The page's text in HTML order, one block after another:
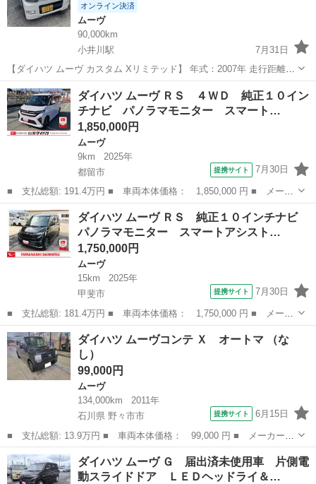
オンライン決済
ムーヴ
90,000km
小井川駅
7月31日
【ダイハツ ムーヴ カスタム Xリミテッド】 年式：2007年 走行距離：
90000km カラー：パールホワイト 車検：2026年2月まで 排気量：
660cc このムーヴ カスタム Xリミ...
山梨 甲府市 小井川駅 ムーヴ
ダイハツ ムーヴ ＲＳ ４ＷＤ 純正１０イン
チナビ パノラマモニター スマート…
1,850,000円
ムーヴ
9km
2025年
都留市
提携サイト 7月30日
■ 支払総額: 191.4万円 ■ 車両本体価格： 1,850,000 円 ■ メーカ
ー名： ダイハツ ■ 車種名： ムーヴ ■ グレード名： ＲＳ ４
ＷＤ 純正１０インチナビ パノラマモニター スマートアシスト・
フルＬＥ...
山梨 都留市 ムーヴ
ダイハツ ムーヴ ＲＳ 純正１０インチナビ
パノラマモニター スマートアシスト…
1,750,000円
ムーヴ
15km
2025年
甲斐市
提携サイト 7月30日
■ 支払総額: 181.4万円 ■ 車両本体価格： 1,750,000 円 ■ メーカ
ー名： ダイハツ ■ 車種名： ムーヴ ■ グレード名： ＲＳ 純
正１０インチナビ パノラマモニター スマートアシスト・フルＬＥ
Ｄヘッド...
山梨 甲斐市 ムーヴ
ダイハツ ムーヴコンテ Ｘ オートマ （な
し）
99,000円
ムーヴ
134,000km
2011年
石川県 野々市市
提携サイト 6月15日
■ 支払総額: 13.9万円 ■ 車両本体価格： 99,000 円 ■ メーカー
名： ダイハツ ■ 車種名： ムーヴコンテ ■ グレード名： Ｘ
オートマ ■ 排気量： 660cc ■ ドア枚数： 5D ■ ミッション：
...
石川 野々市市
ダイハツ ムーヴ Ｇ 届出済未使用車 片側電
動スライドドア ＬＥＤヘッドライ＆…